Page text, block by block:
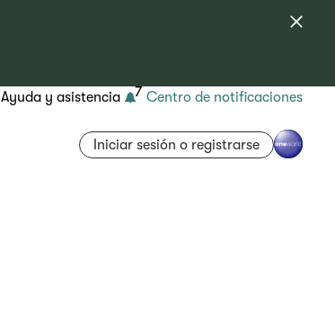
Ayuda y asistencia 7 Centro de notificaciones
Iniciar sesión o registrarse